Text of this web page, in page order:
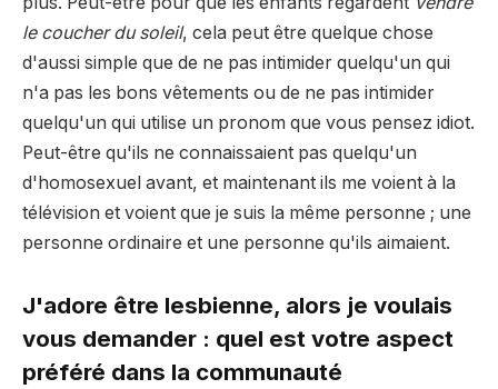
le coucher du soleil, cela peut être quelque chose
d'aussi simple que de ne pas intimider quelqu'un qui
n'a pas les bons vêtements ou de ne pas intimider
quelqu'un qui utilise un pronom que vous pensez idiot.
Peut-être qu'ils ne connaissaient pas quelqu'un
d'homosexuel avant, et maintenant ils me voient à la
télévision et voient que je suis la même personne ; une
personne ordinaire et une personne qu'ils aimaient.
J'adore être lesbienne, alors je voulais
vous demander : quel est votre aspect
préféré dans la communauté